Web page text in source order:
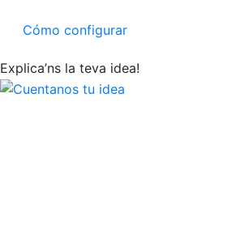
Cómo configurar
Explica’ns la teva idea!